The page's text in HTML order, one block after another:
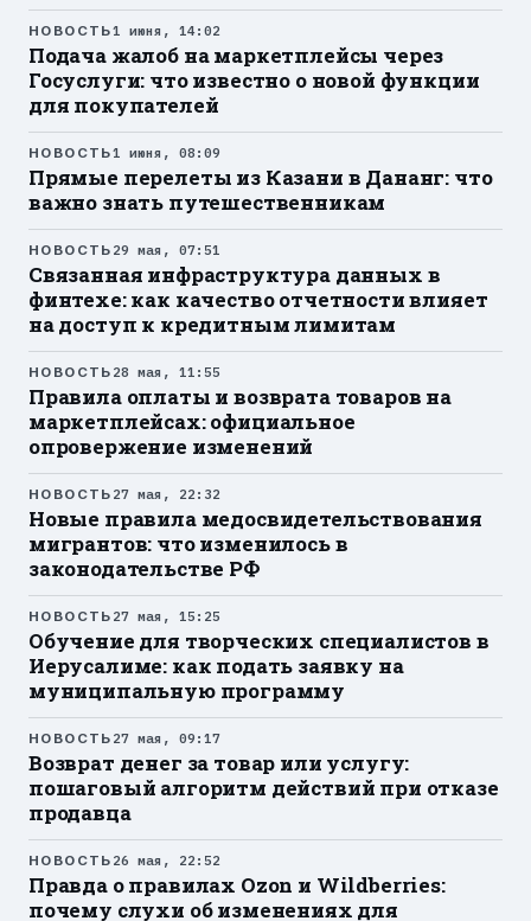
НОВОСТЬ1 июня, 14:02
Подача жалоб на маркетплейсы через
Госуслуги: что известно о новой функции
для покупателей
НОВОСТЬ1 июня, 08:09
Прямые перелеты из Казани в Дананг: что
важно знать путешественникам
НОВОСТЬ 29 мая, 07:51
Связанная инфраструктура данных в
финтехе: как качество отчетности влияет
на доступ к кредитным лимитам
НОВОСТЬ 28 мая, 11:55
Правила оплаты и возврата товаров на
маркетплейсах: официальное
опровержение изменений
НОВОСТЬ 27 мая, 22:32
Новые правила медосвидетельствования
мигрантов: что изменилось в
законодательстве РФ
НОВОСТЬ 27 мая, 15:25
Обучение для творческих специалистов в
Иерусалиме: как подать заявку на
муниципальную программу
НОВОСТЬ 27 мая, 09:17
Возврат денег за товар или услугу:
пошаговый алгоритм действий при отказе
продавца
НОВОСТЬ 26 мая, 22:52
Правда о правилах Ozon и Wildberries:
почему слухи об изменениях для